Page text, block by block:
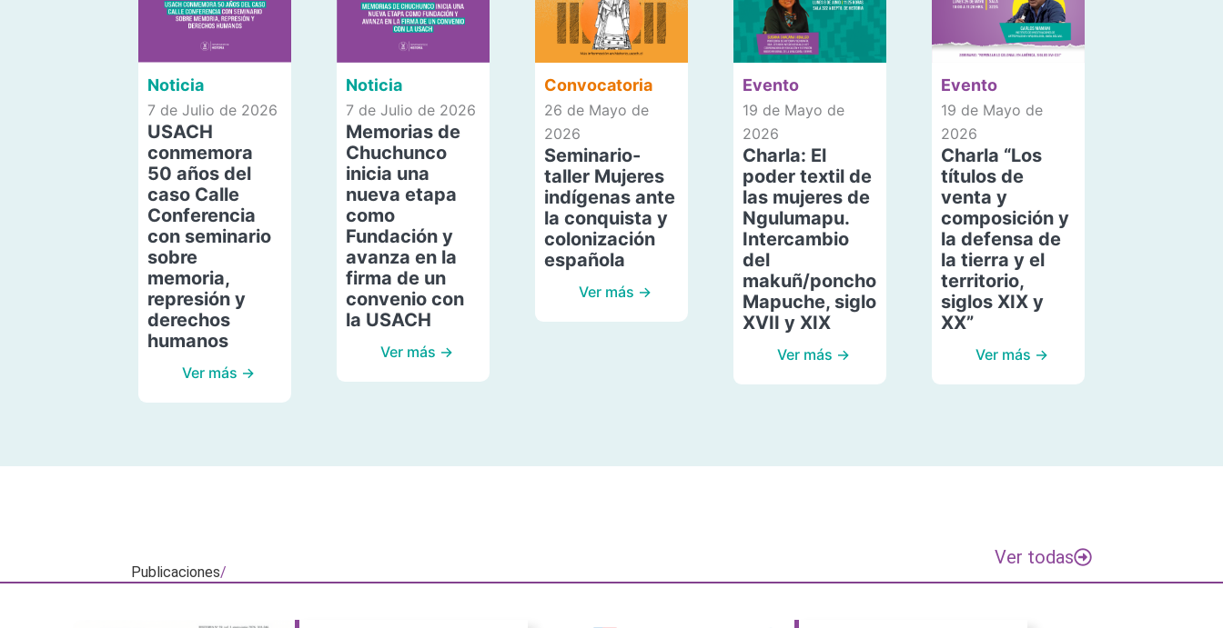
Noticia
7 de Julio de 2026
USACH
conmemora
50 años del
caso Calle
Conferencia
con seminario
sobre
memoria,
represión y
derechos
humanos
Ver más →
Noticia
7 de Julio de 2026
Memorias de
Chuchunco
inicia una
nueva etapa
como
Fundación y
avanza en la
firma de un
convenio con
la USACH
Ver más →
Convocatoria
26 de Mayo de
2026
Seminario-
taller Mujeres
indígenas ante
la conquista y
colonización
española
Ver más →
Evento
19 de Mayo de
2026
Charla: El
poder textil de
las mujeres de
Ngulumapu.
Intercambio
del
makuñ/poncho
Mapuche, siglo
XVII y XIX
Ver más →
Evento
19 de Mayo de
2026
Charla “Los
títulos de
venta y
composición y
la defensa de
la tierra y el
territorio,
siglos XIX y
XX”
Ver más →
Publicaciones/
Ver todas